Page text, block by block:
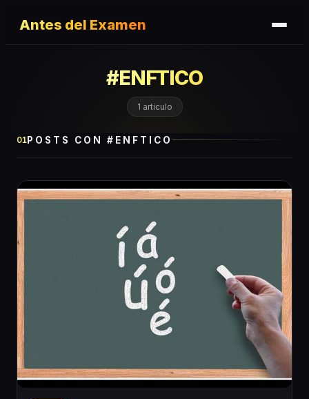
Antes del Examen
#ENFTICO
1 articulo
01POSTS CON # ENFTICO